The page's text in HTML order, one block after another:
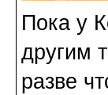
Пока у
другим
разве